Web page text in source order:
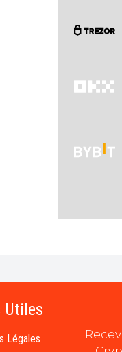
Utiles
Légales